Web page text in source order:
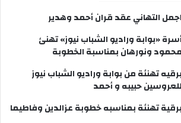
اجمل التهاني عقد قران أحمد وهدير
«بوابة وراديو الشباب نيوز» تهنئ
محمود ونورهان بمناسبة الخطوبة
برقيه تهنئة من بوابة وراديو الشباب نيوز
للعروسين حبيبه و أحمد
برقية تهنئة بمناسبه خطوبة عزالدين وفاطيما